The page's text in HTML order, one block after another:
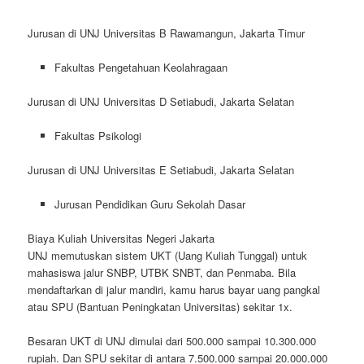
Jurusan di UNJ Universitas B Rawamangun, Jakarta Timur
Fakultas Pengetahuan Keolahragaan
Jurusan di UNJ Universitas D Setiabudi, Jakarta Selatan
Fakultas Psikologi
Jurusan di UNJ Universitas E Setiabudi, Jakarta Selatan
Jurusan Pendidikan Guru Sekolah Dasar
Biaya Kuliah Universitas Negeri Jakarta
UNJ memutuskan sistem UKT (Uang Kuliah Tunggal) untuk
mahasiswa jalur SNBP, UTBK SNBT, dan Penmaba. Bila
mendaftarkan di jalur mandiri, kamu harus bayar uang pangkal
atau SPU (Bantuan Peningkatan Universitas) sekitar 1x.
Besaran UKT di UNJ dimulai dari 500.000 sampai 10.300.000
rupiah. Dan SPU sekitar di antara 7.500.000 sampai 20.000.000